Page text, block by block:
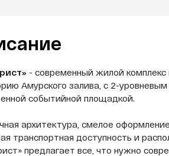
- современный жилой комплекс
Амурского залива, с 2-
событийной площадкой.
архитектура, смелое
транспортная доступность и
предлагает все, что нужно